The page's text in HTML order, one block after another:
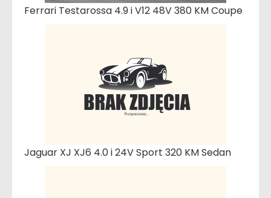
Ferrari Testarossa 4.9 i V12 48V 380 KM Coupe
Jaguar XJ XJ6 4.0 i 24V Sport 320 KM Sedan